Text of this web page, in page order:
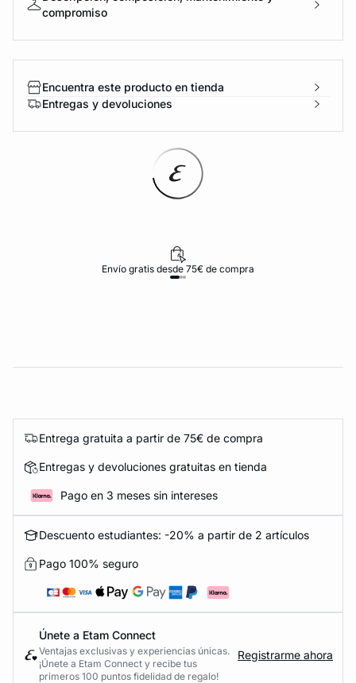
compromiso
Encuentra este producto en tienda
Entregas y devoluciones
Envío gratis desde 75€ de compra
Entrega gratuita a partir de 75€ de compra
Entregas y devoluciones gratuitas en tienda
Pago en 3 meses sin intereses
Descuento estudiantes: -20% a partir de 2 artículos
Pago 100% seguro
Únete a Etam Connect
Ventajas exclusivas y experiencias únicas.
¡Únete a Etam Connect y recibe tus
primeros 100 puntos fidelidad de regalo!
Registrarme ahora